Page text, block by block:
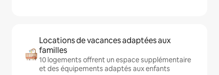
Locations de vacances adaptées aux
familles
10 logements offrent un espace supplémentaire
et des équipements adaptés aux enfants